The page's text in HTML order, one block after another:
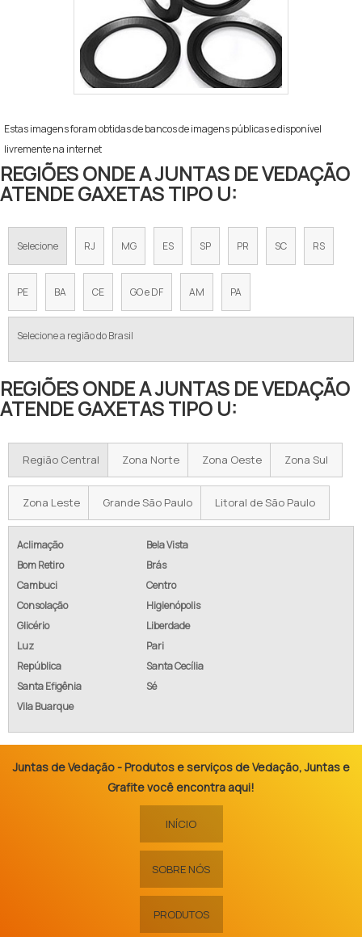
Estas imagens foram obtidas de bancos de imagens públicas e disponível
livremente na internet
REGIÕES ONDE A JUNTAS DE VEDAÇÃO
ATENDE GAXETAS TIPO U:
Selecione RJ MG ES SP PR SC RS
PE BA CE GO e DF AM PA
Selecione a região do Brasil
REGIÕES ONDE A JUNTAS DE VEDAÇÃO
ATENDE GAXETAS TIPO U:
Região Central Zona Norte Zona Oeste Zona Sul
Zona Leste Grande São Paulo Litoral de São Paulo
Aclimação
Bela Vista
Bom Retiro
Brás
Cambuci
Centro
Consolação
Higienópolis
Glicério
Liberdade
Luz
Pari
República
Santa Cecília
Santa Efigênia
Sé
Vila Buarque
Juntas de Vedação - Produtos e serviços de Vedação, Juntas e
Grafite você encontra aqui!
INÍCIO
SOBRE NÓS
PRODUTOS